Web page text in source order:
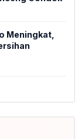
Meningkat,